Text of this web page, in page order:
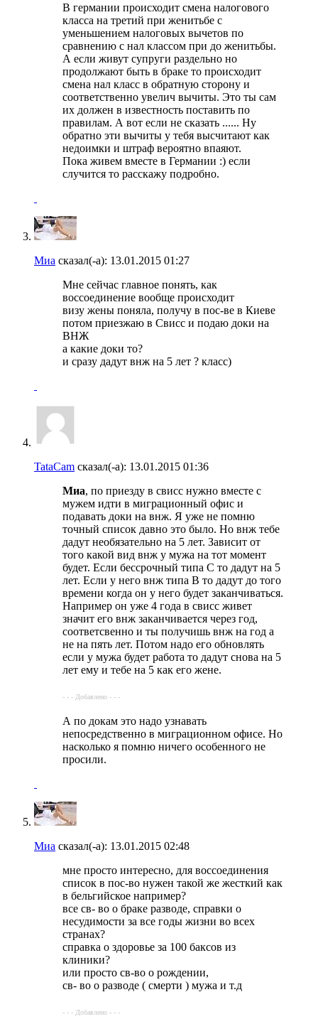
В германии происходит смена налогового
класса на третий при женитьбе с
уменьшением налоговых вычетов по
сравнению с нал классом при до женитьбы.
А если живут супруги раздельно но
продолжают быть в браке то происходит
смена нал класс в обратную сторону и
соответственно увелич вычиты. Это ты сам
их должен в известность поставить по
правилам. А вот если не сказать ...... Ну
обратно эти вычиты у тебя высчитают как
недоимки и штраф вероятно впаяют.
Пока живем вместе в Германии :) если
случится то расскажу подробно.
Миа сказал(-а): 13.01.2015 01:27
Мне сейчас главное понять, как
воссоединение вообще происходит
визу жены поняла, получу в пос-ве в Киеве
потом приезжаю в Свисс и подаю доки на
ВНЖ
а какие доки то?
и сразу дадут внж на 5 лет ? класс)
TataCam сказал(-а): 13.01.2015 01:36
Миа, по приезду в свисс нужно вместе с
мужем идти в миграционный офис и
подавать доки на внж. Я уже не помню
точный список давно это было. Но внж тебе
дадут необязательно на 5 лет. Зависит от
того какой вид внж у мужа на тот момент
будет. Если бессрочный типа С то дадут на 5
лет. Если у него внж типа В то дадут до того
времени когда он у него будет заканчиваться.
Например он уже 4 года в свисс живет
значит его внж заканчивается через год,
соответсвенно и ты получишь внж на год а
не на пять лет. Потом надо его обновлять
если у мужа будет работа то дадут снова на 5
лет ему и тебе на 5 как его жене.
- - - Добавлено - - -
А по докам это надо узнавать
непосредственно в миграционном офисе. Но
насколько я помню ничего особенного не
просили.
Миа сказал(-а): 13.01.2015 02:48
мне просто интересно, для воссоединения
список в пос-во нужен такой же жесткий как
в бельгийское например?
все св- во о браке разводе, справки о
несудимости за все годы жизни во всех
странах?
справка о здоровье за 100 баксов из
клиники?
или просто св-во о рождении,
св- во о разводе ( смерти ) мужа и т.д
- - - Добавлено - - -